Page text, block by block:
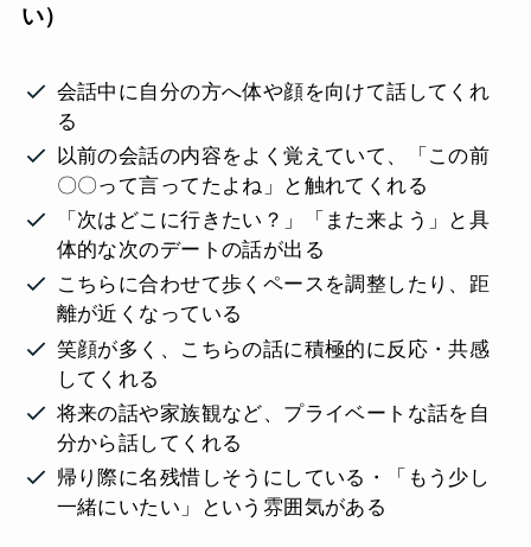
い）
会話中に自分の方へ体や顔を向けて話してくれ
る
以前の会話の内容をよく覚えていて、「この前
〇〇って言ってたよね」と触れてくれる
「次はどこに行きたい？」「また来よう」と具
体的な次のデートの話が出る
こちらに合わせて歩くペースを調整したり、距
離が近くなっている
笑顔が多く、こちらの話に積極的に反応・共感
してくれる
将来の話や家族観など、プライベートな話を自
分から話してくれる
帰り際に名残惜しそうにしている・「もう少し
一緒にいたい」という雰囲気がある